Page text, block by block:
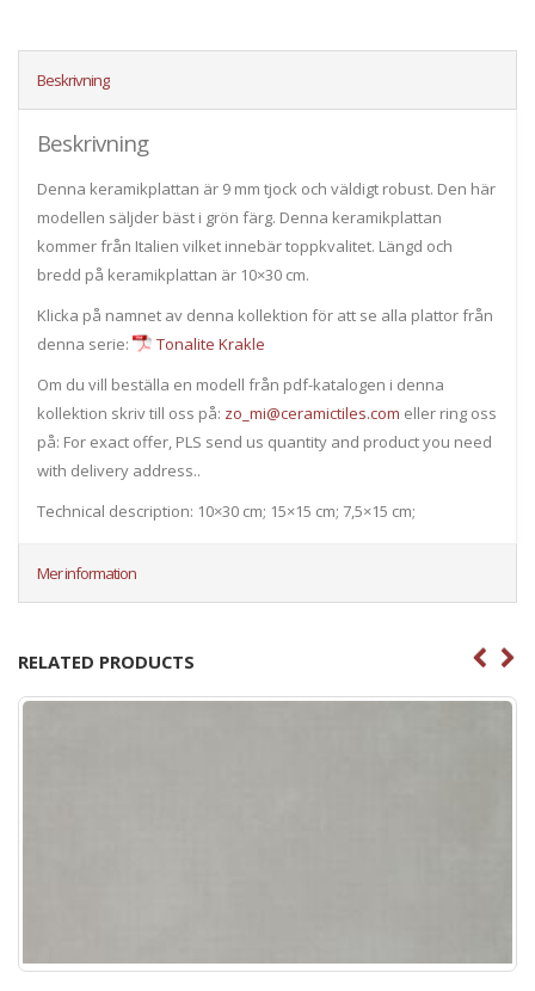
Beskrivning
Beskrivning
Denna keramikplattan är 9 mm tjock och väldigt robust. Den här
modellen säljder bäst i grön färg. Denna keramikplattan
kommer från Italien vilket innebär toppkvalitet. Längd och
bredd på keramikplattan är 10×30 cm.
Klicka på namnet av denna kollektion för att se alla plattor från
denna serie:
Tonalite Krakle
Om du vill beställa en modell från pdf-katalogen i denna
kollektion skriv till oss på: zo_mi@ceramictiles.com eller ring oss
på: For exact offer, PLS send us quantity and product you need
with delivery address..
Technical description: 10×30 cm; 15×15 cm; 7,5×15 cm;
Mer information
RELATED PRODUCTS